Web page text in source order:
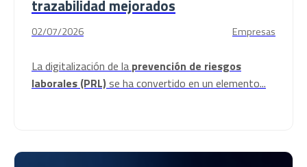
trazabilidad mejorados
02/07/2026 Empresas
La digitalización de la prevención de riesgos
laborales (PRL)se ha convertido en un elemento...